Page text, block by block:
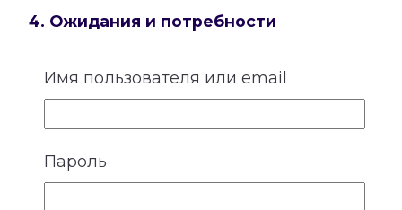
4. Ожидания и потребности
У каждого человека существует
собственное представление о любви,
заботе и роли партнера. Кто-то
особенно нуждается в надежности и
стабильности, кому-то важны свобода,
Имя пользователя или email
Пароль